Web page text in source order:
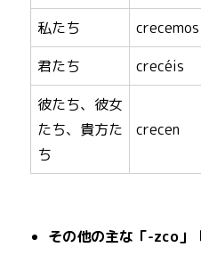
私たち crecemos
君たち
crecéis
彼たち、彼女
たち、貴方た
ち
crecen
その他の主な「-zco